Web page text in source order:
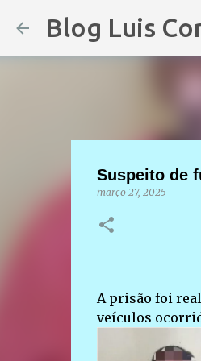
Blog Luis
Suspeito de
março 27, 2025
A prisão foi
veículos